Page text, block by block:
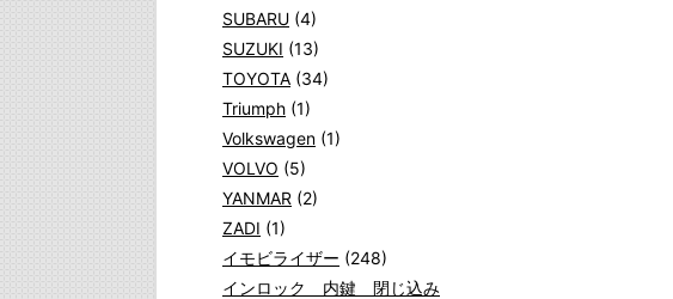
SUBARU (4)
SUZUKI (13)
TOYOTA (34)
Triumph (1)
Volkswagen (1)
VOLVO (5)
YANMAR (2)
ZADI (1)
イモビライザー (248)
インロック 内鍵 閉じ込み